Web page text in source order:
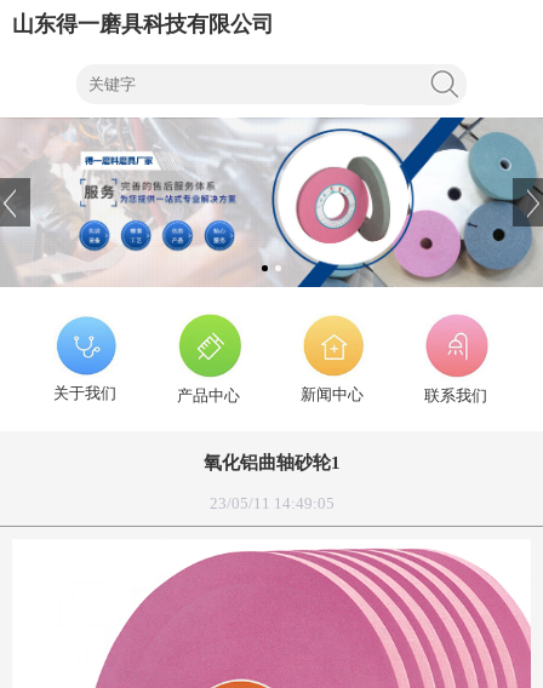
山东得一磨具科技有限公司
关于我们 产品中心 新闻中心 联系我们
氧化铝曲轴砂轮1
23/05/11 14:49:05